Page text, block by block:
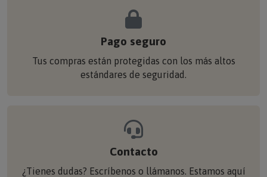
Pago seguro
Tus compras están protegidas con los más altos
estándares de seguridad.
Contacto
¿Tienes dudas? Escríbenos o llámanos. Estamos aquí